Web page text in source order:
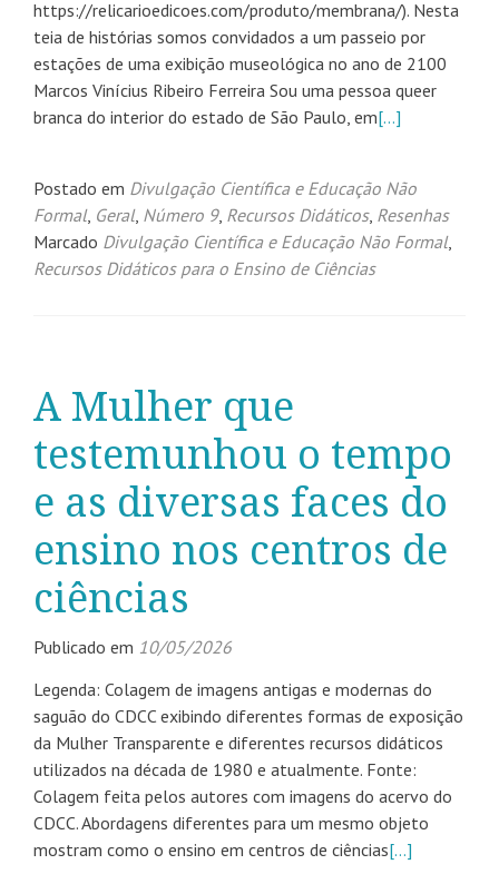
https://relicarioedicoes.com/produto/membrana/). Nesta
teia de histórias somos convidados a um passeio por
estações de uma exibição museológica no ano de 2100
Marcos Vinícius Ribeiro Ferreira Sou uma pessoa queer
branca do interior do estado de São Paulo, em[…]
Postado em Divulgação Científica e Educação Não
Formal, Geral, Número 9, Recursos Didáticos, Resenhas
Marcado Divulgação Científica e Educação Não Formal,
Recursos Didáticos para o Ensino de Ciências
A Mulher que
testemunhou o tempo
e as diversas faces do
ensino nos centros de
ciências
Publicado em 10/05/2026
Legenda: Colagem de imagens antigas e modernas do
saguão do CDCC exibindo diferentes formas de exposição
da Mulher Transparente e diferentes recursos didáticos
utilizados na década de 1980 e atualmente. Fonte:
Colagem feita pelos autores com imagens do acervo do
CDCC. Abordagens diferentes para um mesmo objeto
mostram como o ensino em centros de ciências[…]